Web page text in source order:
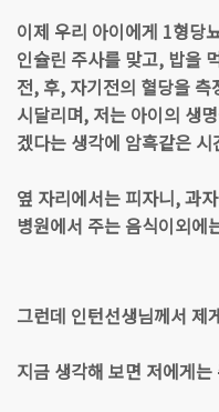
이제 우리 아이에게 1형당
인슐린 주사를 맞고, 밥을
전, 후, 자기전의 혈당을
시달리며, 저는 아이의 생
겠다는 생각에 암흑같은
옆 자리에서는 피자니, 과
병원에서 주는 음식이외에
그런데 인턴선생님께서 제
지금 생각해 보면 저에게